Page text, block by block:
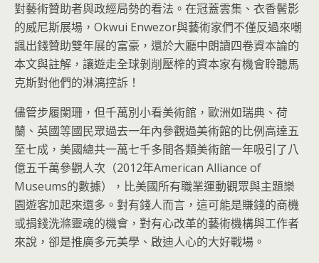
對藝術贊助者與政經局勢的看法。在冠蓋雲集、衣香鬢影
的威尼斯展場，Okwui Enwezor與藝術家們不僅反過來嘲
諷出錢贊助雙年展的富豪，還於大廳中朗讀四卷資本論的
本文與註解，讓遊走全球剝削壓榨的資本家有機會聆聽馬
克斯對他們的淋漓控訴！
儘管步履闌珊，但千萬別小看美術館，歐洲如瑞典、荷
蘭、英國等國民眾過去一年內參觀過美術館的比例高達五
至七成，美國總共一萬七千多間各類美術館一年吸引了八
億五千萬參觀人次（2012年American Alliance of
Museums的數據），比美國所有職業運動觀眾與主題樂
園遊客加起來還多。對有錢人而言，這可能是賺錢的商機
或捐錢洗滌靈魂的機會，對有心改革的藝術機構與工作者
來說，卻是推廣多元美學、啟迪人心的大好戰場。